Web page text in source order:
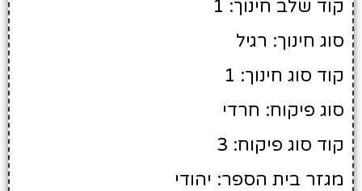
קוד שלב חינוך: 1
סוג חינוך: רגיל
קוד סוג חינוך: 1
סוג פיקוח: חרדי
קוד סוג פיקוח: 3
מגזר בית הספר: יהודי